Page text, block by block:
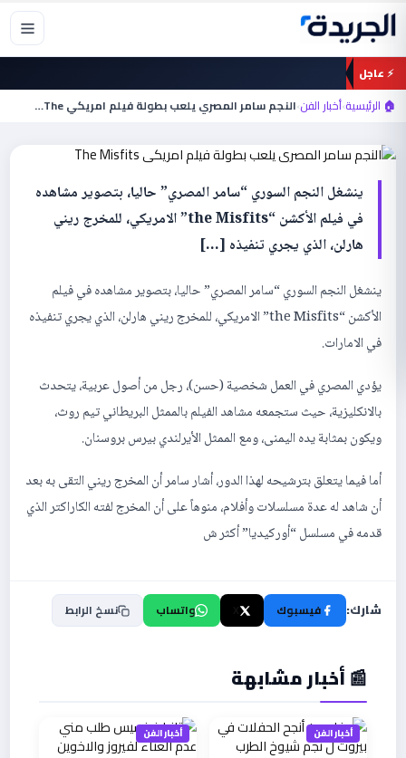
تخطي
المحتوى
⚡ عاجل
🏠 الرئيسية›أخبار الفن›النجم سامر المصري يلعب بطولة فيلم امريكي The…
أخبار الفن
النجم سامر المصري يلعب بطولة فيلم امريكي
ينشغل النجم السوري “سامر المصري” حاليا، بتصوير مشاهده
في فيلم الأكشن “the Misfits” الامريكي، للمخرج ريني
هارلن، الذي يجري تنفيذه […]
ينشغل النجم السوري “سامر المصري” حاليا، بتصوير مشاهده في فيلم
الأكشن “the Misfits” الامريكي، للمخرج ريني هارلن، الذي يجري تنفيذه
في الامارات.
يؤدي المصري في العمل شخصية (حسن)، رجل من أصول عربية، يتحدث
بالانكليزية، حيث ستجمعه مشاهد الفيلم بالممثل البريطاني تيم روث،
ويكون بمثابة يده اليمنى، ومع الممثل الأيرلندي بيرس بروسنان.
أما فيما يتعلق بترشيحه لهذا الدور، أشار سامر أن المخرج ريني التقى به بعد
أن شاهد له عدة مسلسلات وأفلام، منوهاً على أن المخرج لفته الكاراكتر الذي
قدمه في مسلسل “أوركيديا” أكثر ش
شارك: فيسبوك واتساب نسخ الرابط
📰 أخبار مشابهة
أخبار الفن أخبار الفن